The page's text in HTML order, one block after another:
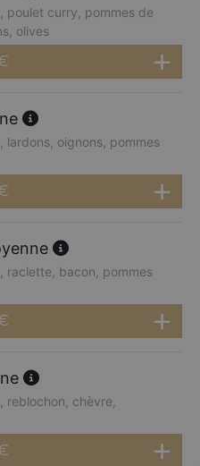
poulet curry, pommes de
olives
lardons, oignons, pommes
raclette, bacon, pommes
reblochon, chèvre,